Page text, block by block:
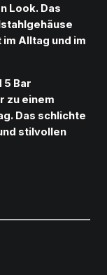
Look. Das
Alltag und im
5 Bar
zu einem
Das schlichte
stilvollen